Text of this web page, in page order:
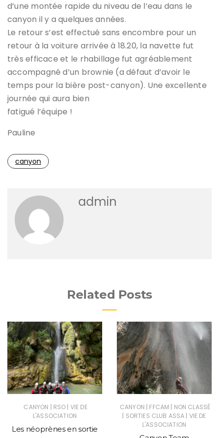
d’une montée rapide du niveau de l’eau dans le
canyon il y a quelques années.
Le retour s’est effectué sans encombre pour un
retour à la voiture arrivée à 18.20, la navette fut
très efficace et le rhabillage fut agréablement
accompagné d’un brownie (a défaut d’avoir le
temps pour la bière post-canyon). Une excellente
journée qui aura bien
fatigué l’équipe !
Pauline
canyon
admin
Related Posts
CANYON | RSO | VIE DE
L'ASSOCIATION
Les néoprènes en sortie
CANYON | FFCAM | NON CLASSÉ
| SORTIES CLUB ASSA | VIE DE
L'ASSOCIATION